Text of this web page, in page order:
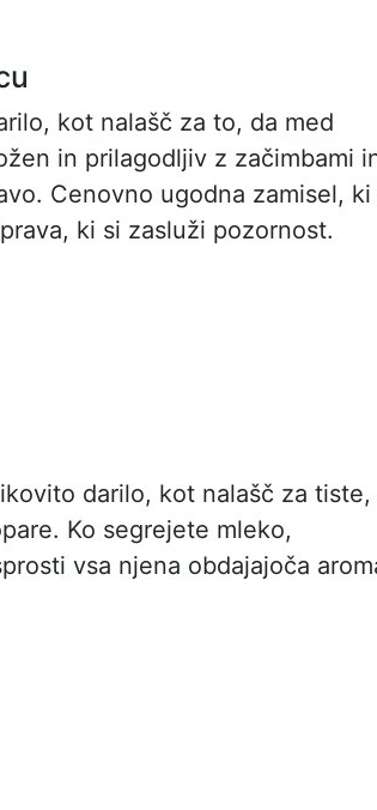
kot nalašč za to, da med
in prilagodljiv z začimbami
Cenovno ugodna zamisel, ki
ki si zasluži pozornost.
darilo, kot nalašč za tiste,
Ko segrejete mleko,
vsa njena obdajajoča